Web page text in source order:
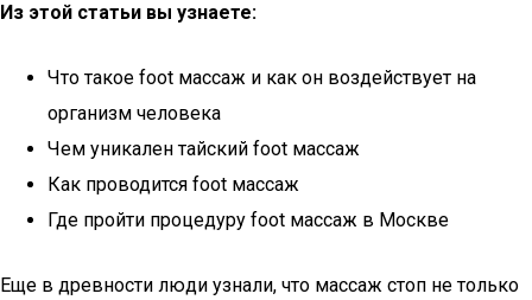
Из этой статьи вы узнаете:
Что такое foot массаж и как он воздействует на
организм человека
Чем уникален тайский foot массаж
Как проводится foot массаж
Где пройти процедуру foot массаж в Москве
Еще в древности люди узнали, что массаж стоп не только